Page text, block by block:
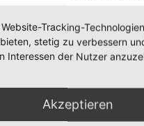
Tracking-
stetig zu verbessern
Interessen der Nutzer
Akzeptieren